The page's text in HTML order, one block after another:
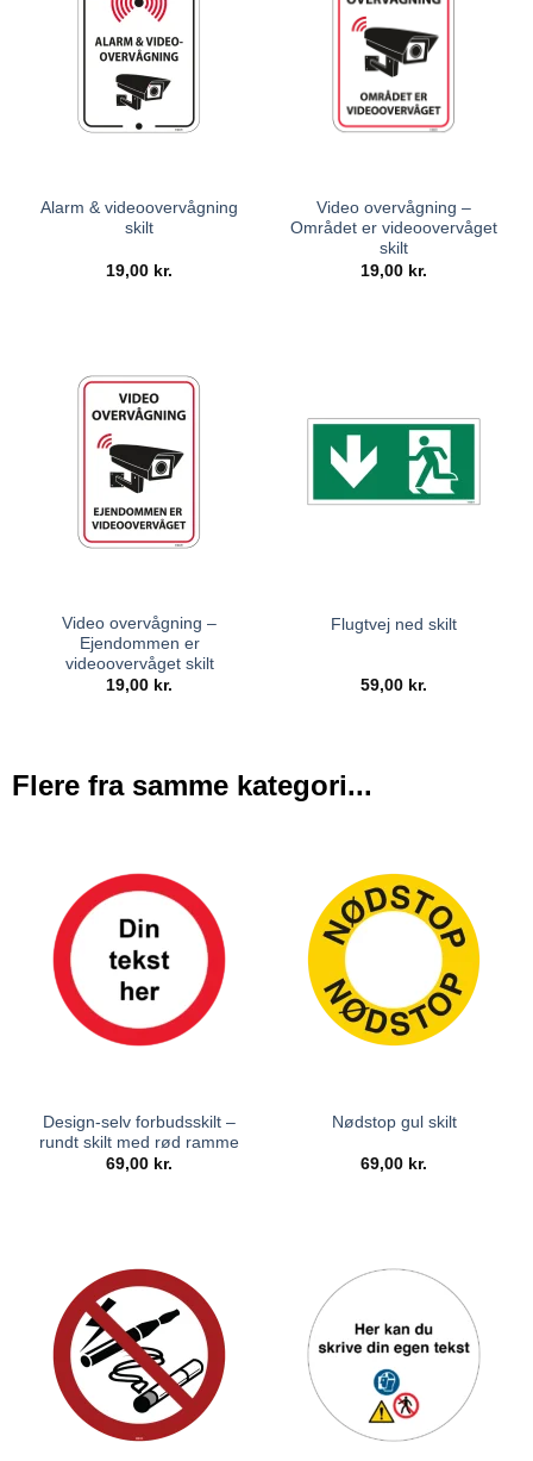
Alarm & videoovervågning
skilt
19,00 kr.
Video overvågning –
Området er videoovervåget
skilt
19,00 kr.
Video overvågning –
Ejendommen er
videoovervåget skilt
19,00 kr.
Flugtvej ned skilt
59,00 kr.
Flere fra samme kategori...
Design-selv forbudsskilt –
rundt skilt med rød ramme
69,00 kr.
Nødstop gul skilt
69,00 kr.